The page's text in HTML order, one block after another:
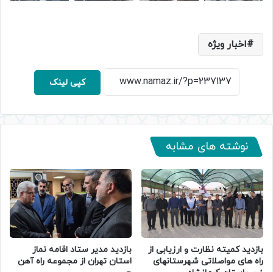
اخبار ویژه
کپی لینک
نوشته های مشابه
بازدید کمیته نظارت و ارزیابی از
راه های مواصلاتی شهرستانهای
بازدید مدیر ستاد اقامه نماز
استان تهران از مجموعه راه آهن